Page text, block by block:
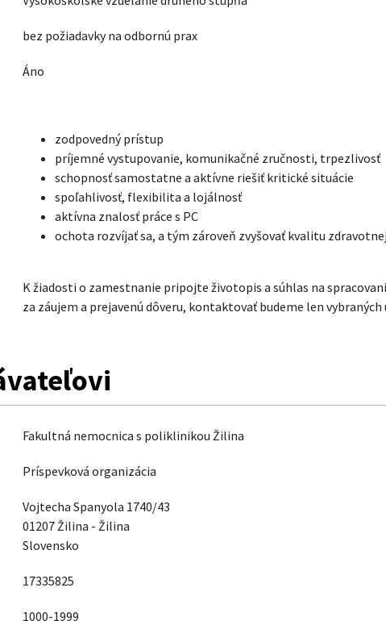
bez požiadavky na odbornú prax
Áno
zodpovedný prístup
príjemné vystupovanie, komunikačné zručnosti, trpezlivosť
schopnosť samostatne a aktívne riešiť kritické situácie
spoľahlivosť, flexibilita a lojálnosť
aktívna znalosť práce s PC
ochota rozvíjať sa, a tým zároveň zvyšovať kvalitu
K žiadosti o zamestnanie pripojte životopis a súhlas na
za záujem a prejavenú dôveru, kontaktovať budeme len
Fakultná nemocnica s poliklinikou Žilina
Príspevková organizácia
Vojtecha Spanyola 1740/43
01207 Žilina - Žilina
Slovensko
17335825
1000-1999